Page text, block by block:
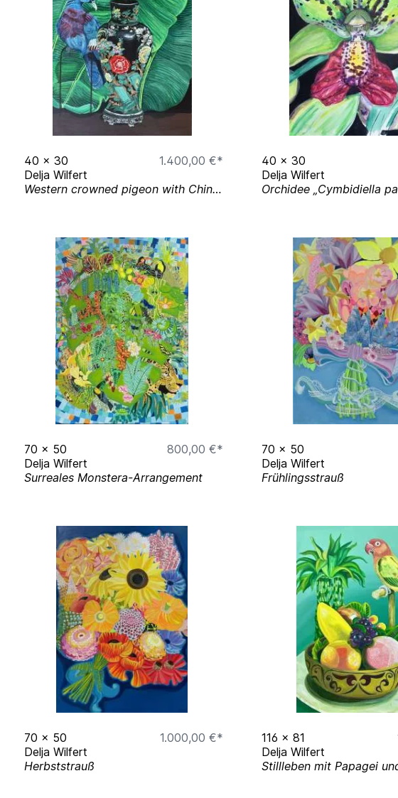
40 x 30
1.400,00 €*
Delja Wilfert
Western crowned pigeon with Chinese vase
40 x 30
Delja Wilfert
Orchidee „Cymbidiella
70 x 50
800,00 €*
Delja Wilfert
Surreales Monstera-Arrangement
70 x 50
Delja Wilfert
Frühlingsstrauß
70 x 50
1.000,00 €*
Delja Wilfert
Herbststrauß
116 x 81
Delja Wilfert